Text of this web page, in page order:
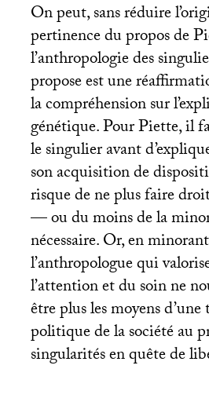
On peut, sans réduire
pertinence du propos de
l’anthropologie des
propose est une
la compréhension sur
génétique. Pour Piette, il
le singulier avant
son acquisition de
risque de ne plus faire
— ou du moins de la
nécessaire. Or, en
l’anthropologue qui
l’attention et du soin ne
être plus les moyens
politique de la société au
singularités en quête de